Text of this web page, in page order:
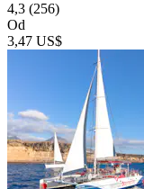
4,3 (256)
Od
3,47 US$